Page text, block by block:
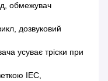
обмежувач
дозвуковий
усуває тріски при
IEC,